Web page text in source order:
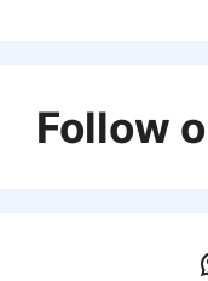
Follow